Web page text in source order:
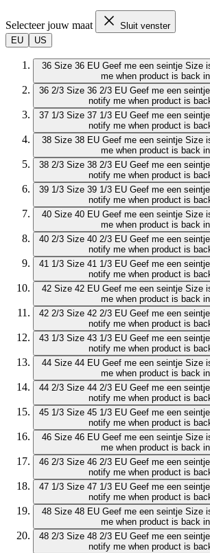
Selecteer jouw maat
Sluit venster
EU
US
36 Size 36 EU Geef me een seintje Size
me when product is back
36 2/3 Size 36 2/3 EU Geef me een seintje
notify me when product is
37 1/3 Size 37 1/3 EU Geef me een seintje
notify me when product is
38 Size 38 EU Geef me een seintje Size
me when product is back
38 2/3 Size 38 2/3 EU Geef me een seintje
notify me when product is
39 1/3 Size 39 1/3 EU Geef me een seintje
notify me when product is
40 Size 40 EU Geef me een seintje Size
me when product is back
40 2/3 Size 40 2/3 EU Geef me een seintje
notify me when product is
41 1/3 Size 41 1/3 EU Geef me een seintje
notify me when product is
42 Size 42 EU Geef me een seintje Size
me when product is back
42 2/3 Size 42 2/3 EU Geef me een seintje
notify me when product is
43 1/3 Size 43 1/3 EU Geef me een seintje
notify me when product is
44 Size 44 EU Geef me een seintje Size
me when product is back
44 2/3 Size 44 2/3 EU Geef me een seintje
notify me when product is
45 1/3 Size 45 1/3 EU Geef me een seintje
notify me when product is
46 Size 46 EU Geef me een seintje Size
me when product is back
46 2/3 Size 46 2/3 EU Geef me een seintje
notify me when product is
47 1/3 Size 47 1/3 EU Geef me een seintje
notify me when product is
48 Size 48 EU Geef me een seintje Size
me when product is back
48 2/3 Size 48 2/3 EU Geef me een seintje
notify me when product is